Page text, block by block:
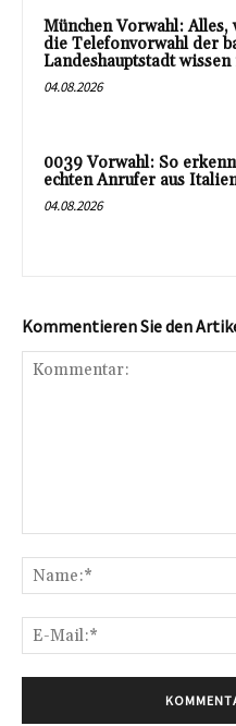
München Vorwahl: Alles,
die Telefonvorwahl der
Landeshauptstadt wissen
04.08.2026
0039 Vorwahl: So
echten Anrufer aus
04.08.2026
Kommentieren Sie den